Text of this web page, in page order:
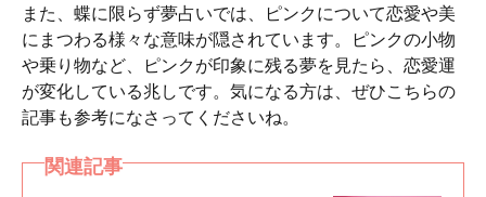
また、蝶に限らず夢占いでは、ピンクについて恋愛や美
にまつわる様々な意味が隠されています。ピンクの小物
や乗り物など、ピンクが印象に残る夢を見たら、恋愛運
が変化している兆しです。気になる方は、ぜひこちらの
記事も参考になさってくださいね。
関連記事